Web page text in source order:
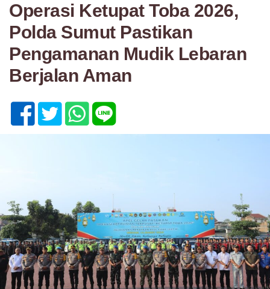
Operasi Ketupat Toba 2026,
Polda Sumut Pastikan
Pengamanan Mudik Lebaran
Berjalan Aman